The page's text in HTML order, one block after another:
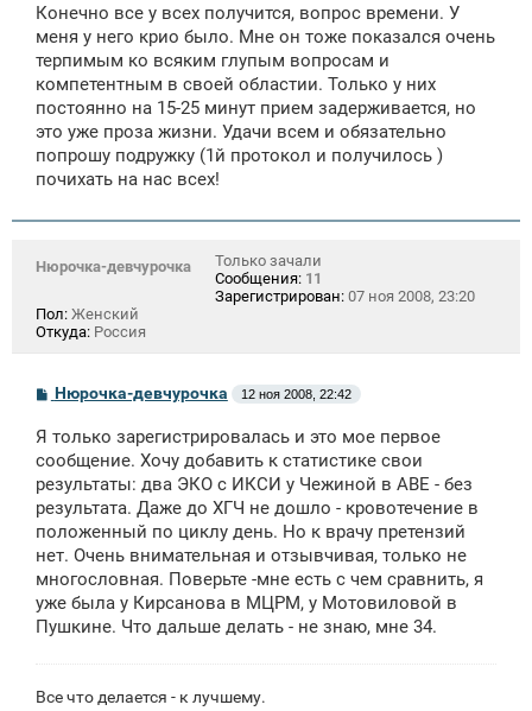
Конечно все у всех получится, вопрос времени. У
меня у него крио было. Мне он тоже показался очень
терпимым ко всяким глупым вопросам и
компетентным в своей областии. Только у них
постоянно на 15-25 минут прием задерживается, но
это уже проза жизни. Удачи всем и обязательно
попрошу подружку (1й протокол и получилось )
почихать на нас всех!
Нюрочка-девчурочка
Только зачали
Сообщения: 11
Зарегистрирован: 07 ноя 2008, 23:20
Пол: Женский
Откуда: Россия
С
о
б
щ
н
и
Нюрочка-девчурочка 12 ноя 2008, 22:42
Я только зарегистрировалась и это мое первое
сообщение. Хочу добавить к статистике свои
результаты: два ЭКО с ИКСИ у Чежиной в АВЕ - без
результата. Даже до ХГЧ не дошло - кровотечение в
положенный по циклу день. Но к врачу претензий
нет. Очень внимательная и отзывчивая, только не
многословная. Поверьте -мне есть с чем сравнить, я
уже была у Кирсанова в МЦРМ, у Мотовиловой в
Пушкине. Что дальше делать - не знаю, мне 34.
Все что делается - к лучшему.